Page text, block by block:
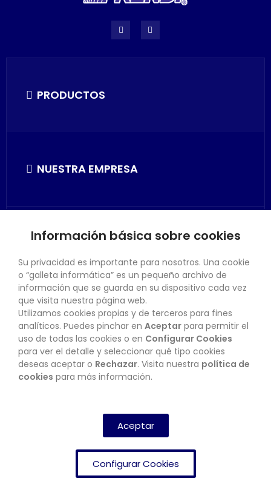
PRODUCTOS
NUESTRA EMPRESA
SU CUENTA
CONTACTO
BOLETÍN
Información básica sobre cookies
Su privacidad es importante para nosotros. Una cookie
o “galleta informática” es un pequeño archivo de
información que se guarda en su dispositivo cada vez
que visita nuestra página web.
Utilizamos cookies propias y de terceros para fines
analíticos. Puedes pinchar en Aceptar para permitir el
uso de todas las cookies o en Configurar Cookies
para ver el detalle y seleccionar qué tipo cookies
deseas aceptar o Rechazar. Visita nuestra política de
cookies para más información.
Aceptar
Configurar Cookies